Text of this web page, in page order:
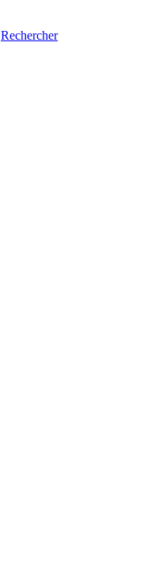
Rechercher